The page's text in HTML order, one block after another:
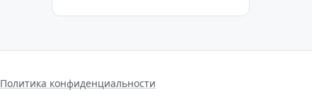
Политика конфиденциальности